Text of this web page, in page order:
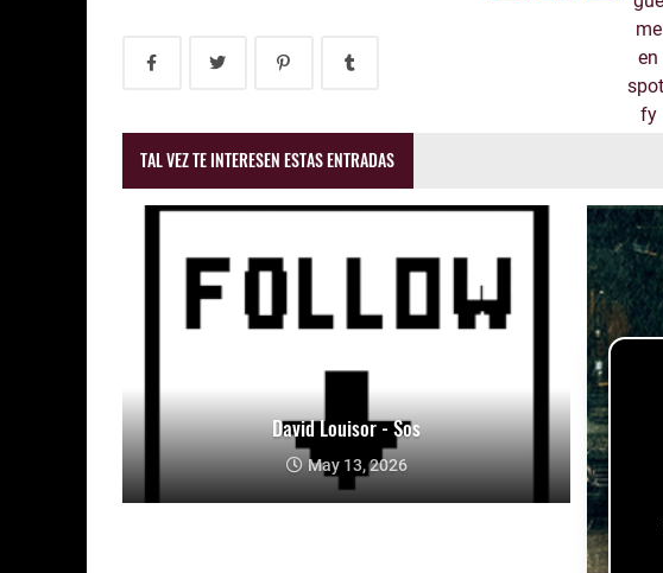
TAL VEZ TE INTERESEN ESTAS ENTRADAS
David Louisor - Sos
May 13, 2026